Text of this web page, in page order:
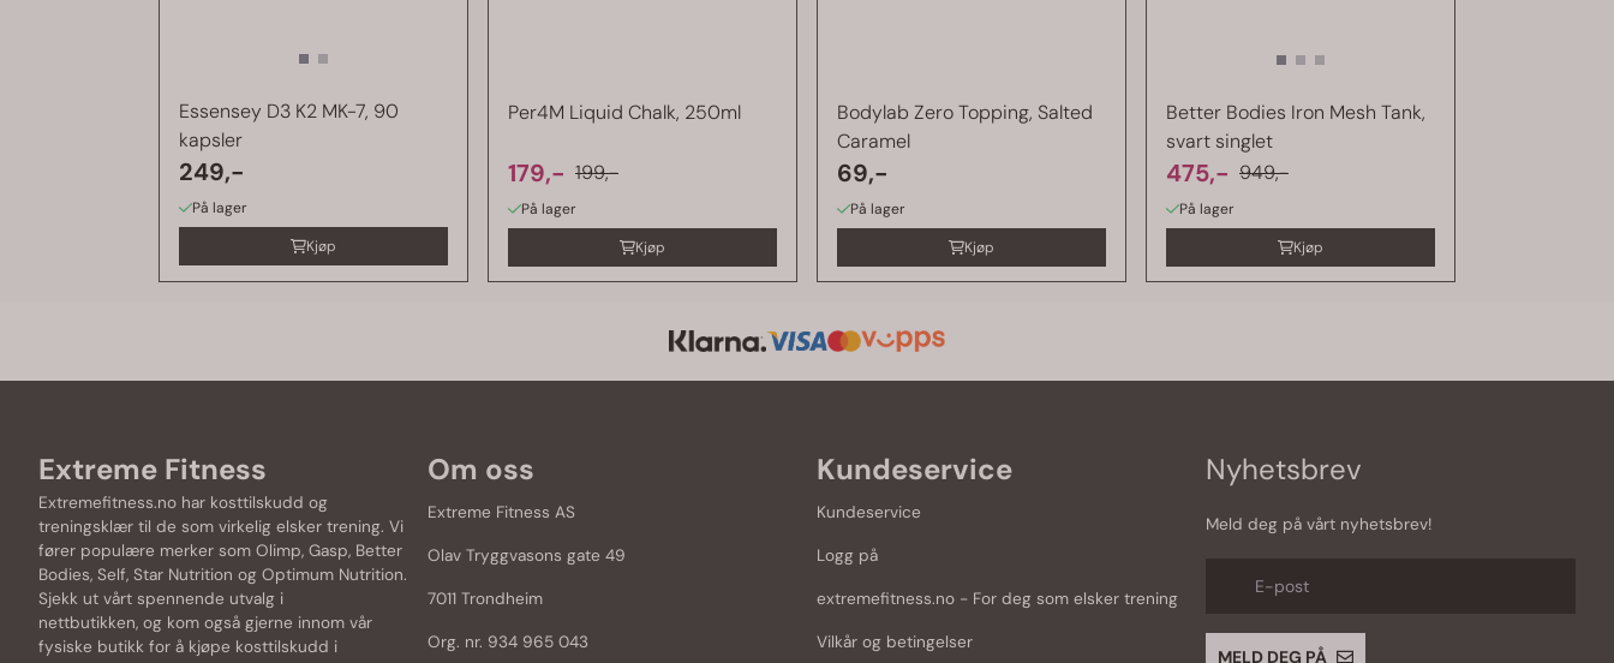
Essensey D3 K2 MK-7, 90
kapsler
249,-
På lager
Kjøp
Per4M Liquid Chalk, 250ml
179,- 199,-
På lager
Kjøp
Bodylab Zero Topping, Salted
Caramel
69,-
På lager
Kjøp
Better Bodies Iron Mesh Tank,
svart singlet
475,- 949,-
På lager
Kjøp
Extreme Fitness
Extremefitness.no har kosttilskudd og
treningsklær til de som virkelig elsker trening. Vi
fører populære merker som Olimp, Gasp, Better
Bodies, Self, Star Nutrition og Optimum Nutrition.
Sjekk ut vårt spennende utvalg i
nettbutikken, og kom også gjerne innom vår
fysiske butikk for å kjøpe kosttilskudd i
Om oss
Extreme Fitness AS
Olav Tryggvasons gate 49
7011 Trondheim
Org. nr. 934 965 043
Kundeservice
Kundeservice
Logg på
extremefitness.no - For deg som elsker trening
Vilkår og betingelser
Nyhetsbrev
Meld deg på vårt nyhetsbrev!
MELD DEG PÅ